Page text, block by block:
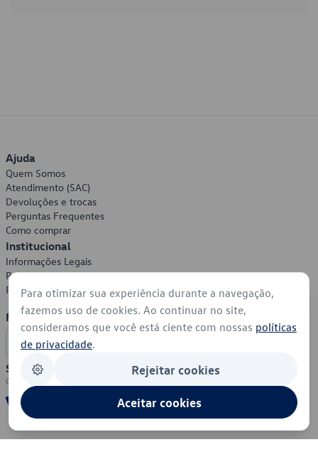
Ajuda
Quem Somos
Atendimento (SAC)
Devoluções e trocas
Perguntas Frequentes
Como comprar
Institucional
Informações Legais
Política de Privacidade
Política de Cookies
Formas de Pagamento
Segurança
Para otimizar sua experiência durante a navegação,
fazemos uso de cookies. Ao continuar no site,
consideramos que você está ciente com nossas políticas
de privacidade.
Rejeitar cookies
Aceitar cookies